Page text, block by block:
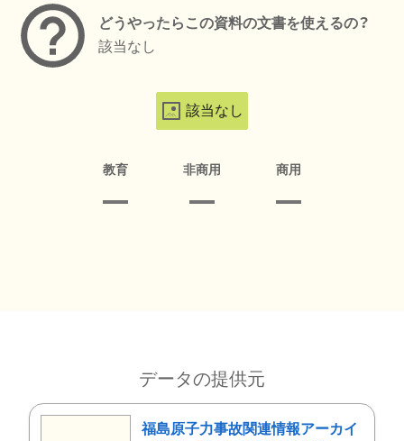
どうやったらこの資料の文書を使えるの？
該当なし
該当なし
教育 非商用 商用
データの提供元
福島原子力事故関連情報アーカイ